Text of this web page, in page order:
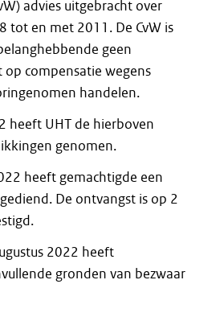
advies uitgebracht over
tot en met 2011. De CvW is
geen
op compensatie wegens
handelen.
heeft UHT de hierboven
genomen.
heeft gemachtigde een
De ontvangst is op 2
2022 heeft
gronden van bezwaar